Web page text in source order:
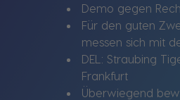
Demo gegen
Für den guten
messen sich mit
DEL: Straubing
Frankfurt
Überwiegend